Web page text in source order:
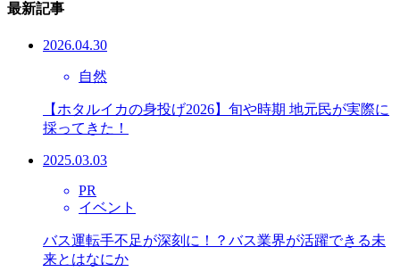
最新記事
2026.04.30
自然
【ホタルイカの身投げ2026】旬や時期 地元民が実際に
採ってきた！
2025.03.03
PR
イベント
バス運転手不足が深刻に！？バス業界が活躍できる未
来とはなにか